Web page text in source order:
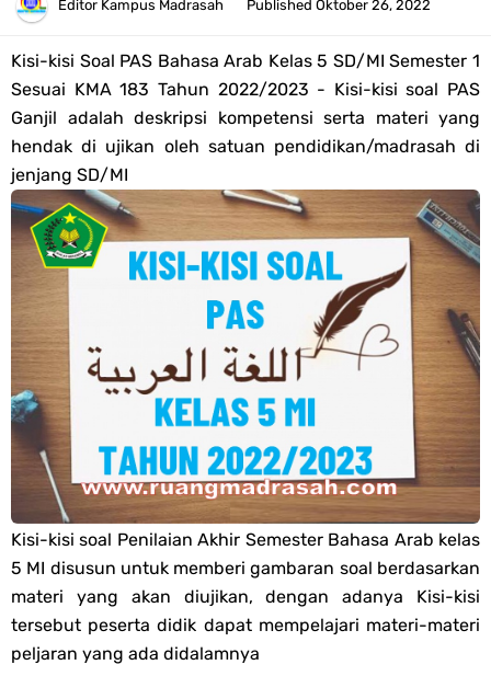
Tahun 2026
Bank Soal PAT Semester 2 Kelas 4 SD/MI Tahun 2026
Pendaftaran Akun Google Workspace bagi GTK Madrasah
Panduan GOOGLE WORKSPACE (GWS) Untuk Guru Madrasah
Bank Soal ASAT/PAT Kelas 5 SD/MI Kurikulum Merdeka Tahun 2026
Bank Soal PAT Kelas 6 SD/MI Semester 2 Kurikulum Merdeka Tahun
2026
Kisi-kisi Soal US/UM Jenjang SD/MI Tahun 2026 Lengkap
POS UM Jenjang MI, MTs Dan MA Tahun 2026
Jawaban Tugas Mandiri Dan Tugas Refleksi Modul Pedagogik SKI
PPG 2025
Jawaban Tugas Mandiri Dan Tugas Refleksi Modul Pedagogik Fiqih
PPG 2025
Editor Kampus Madrasah Published Oktober 26, 2022
Kisi-kisi Soal PAS Bahasa Arab Kelas 5 SD/MI Semester 1
Sesuai KMA 183 Tahun 2022/2023 - Kisi-kisi soal PAS
Ganjil adalah deskripsi kompetensi serta materi yang
hendak di ujikan oleh satuan pendidikan/madrasah di
jenjang SD/MI
Kisi-kisi soal Penilaian Akhir Semester Bahasa Arab kelas
5 MI disusun untuk memberi gambaran soal berdasarkan
materi yang akan diujikan, dengan adanya Kisi-kisi
tersebut peserta didik dapat mempelajari materi-materi
peljaran yang ada didalamnya